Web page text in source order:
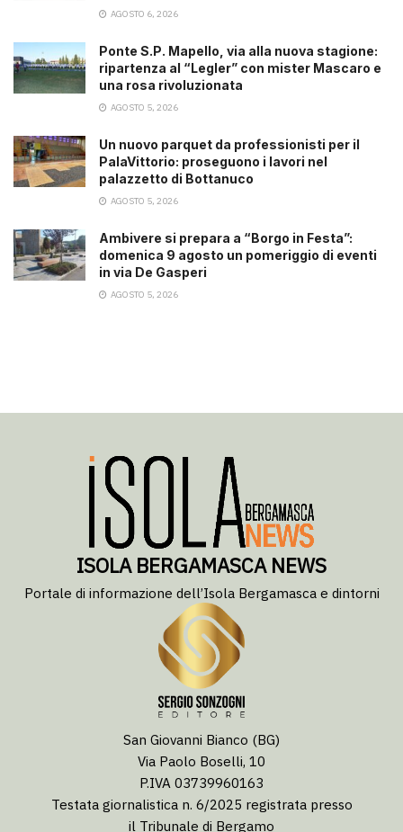
AGOSTO 6, 2026
Ponte S.P. Mapello, via alla nuova stagione:
ripartenza al “Legler” con mister Mascaro e
una rosa rivoluzionata
AGOSTO 5, 2026
Un nuovo parquet da professionisti per il
PalaVittorio: proseguono i lavori nel
palazzetto di Bottanuco
AGOSTO 5, 2026
Ambivere si prepara a “Borgo in Festa”:
domenica 9 agosto un pomeriggio di eventi
in via De Gasperi
AGOSTO 5, 2026
ISOLA BERGAMASCA NEWS
Portale di informazione dell’Isola Bergamasca e dintorni
San Giovanni Bianco (BG)
Via Paolo Boselli, 10
P.IVA 03739960163
Testata giornalistica n. 6/2025 registrata presso
il Tribunale di Bergamo